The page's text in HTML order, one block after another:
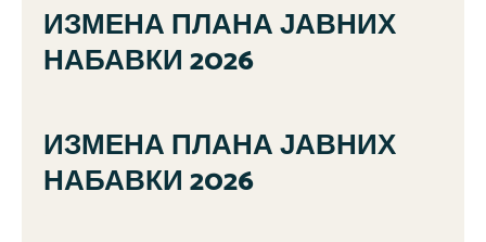
ИЗМЕНА ПЛАНА ЈАВНИХ
НАБАВКИ 2026
ИЗМЕНА ПЛАНА ЈАВНИХ
НАБАВКИ 2026